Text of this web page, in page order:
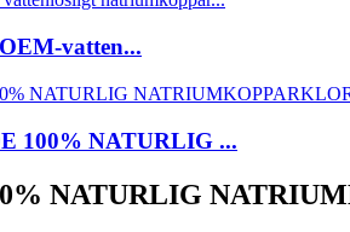
vatten...
100% NATURLIG ...
NATURLIG